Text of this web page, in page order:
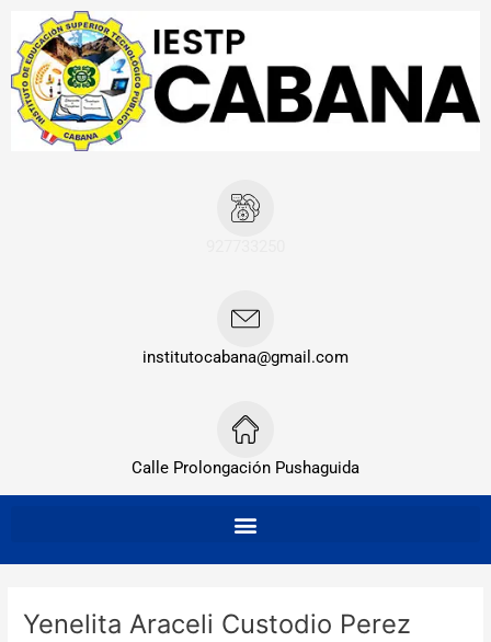
contenido
institutocabana@gmail.com
Calle Prolongación Pushaguida
Yenelita Araceli Custodio Perez
Navegación
entradas